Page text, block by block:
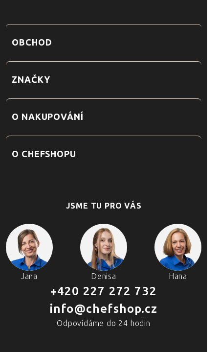
OBCHOD
ZNAČKY
O NAKUPOVÁNÍ
O CHEFSHOPU
JSME TU PRO VÁS
Jana Denisa Hana
+420 227 272 732
info@chefshop.cz
Odpovídáme do 24 hodin